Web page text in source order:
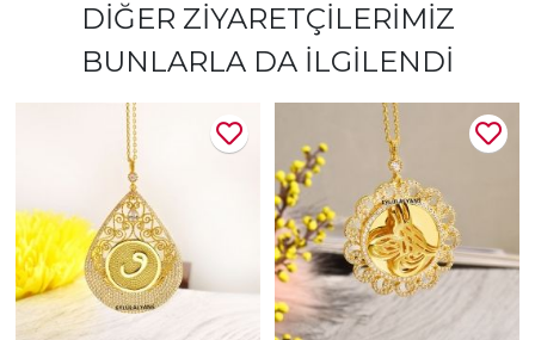
DIĞER ZIYARETÇILERIMIZ
BUNLARLA DA İLGILENDI